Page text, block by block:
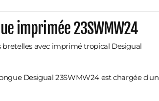
imprimée 23SWMW24
avec imprimé tropical Desigual
Desigual 23SWMW24 est chargée d'un